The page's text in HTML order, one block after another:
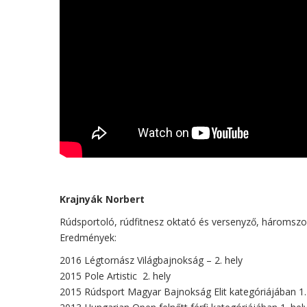
Krajnyák Norbert
Rúdsportoló, rúdfitnesz oktató és versenyző,
Eredmények:
2016 Légtornász Világbajnokság – 2. hely
2015 Pole Artistic ­ 2. hely
2015 Rúdsport Magyar Bajnokság Elit kategóriájában